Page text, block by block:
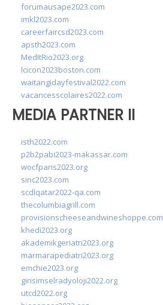
forumausape2023.com
imkl2023.com
careerfaircsd2023.com
apsth2023.com
MedItRio2023.org
lcicon2023boston.com
waitangidayfestival2022.com
vacancesscolaires2022.com
MEDIA PARTNER II
isth2022.com
p2b2pabi2023-makassar.com
wocfparis2023.org
sinc2023.com
scdlqatar2022-qa.com
thecolumbiagrill.com
provisionscheeseandwineshoppe.com
khedi2023.org
akademikgeriatri2023.org
marmarapediatri2023.org
emchie2023.org
girisimselradyoloji2022.org
utcd2022.org